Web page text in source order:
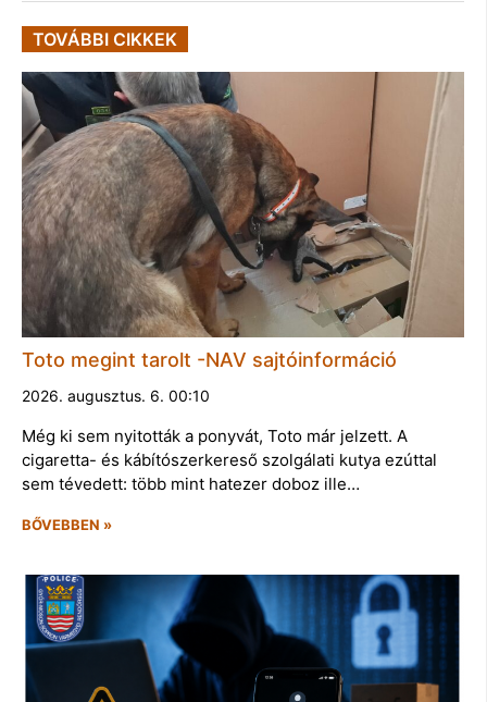
TOVÁBBI CIKKEK
Toto megint tarolt -NAV sajtóinformáció
2026. augusztus. 6. 00:10
Még ki sem nyitották a ponyvát, Toto már jelzett. A
cigaretta- és kábítószerkereső szolgálati kutya ezúttal
sem tévedett: több mint hatezer doboz ille…
BŐVEBBEN »